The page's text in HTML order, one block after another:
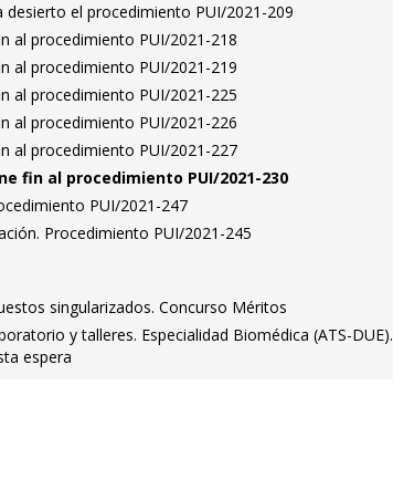
desierto el procedimiento PUI/2021-209
al procedimiento PUI/2021-218
al procedimiento PUI/2021-219
al procedimiento PUI/2021-225
al procedimiento PUI/2021-226
al procedimiento PUI/2021-227
fin al procedimiento PUI/2021-230
PUI/2021-247
Procedimiento PUI/2021-245
singularizados. Concurso Méritos
y talleres. Especialidad Biomédica (ATS-DUE).
espera